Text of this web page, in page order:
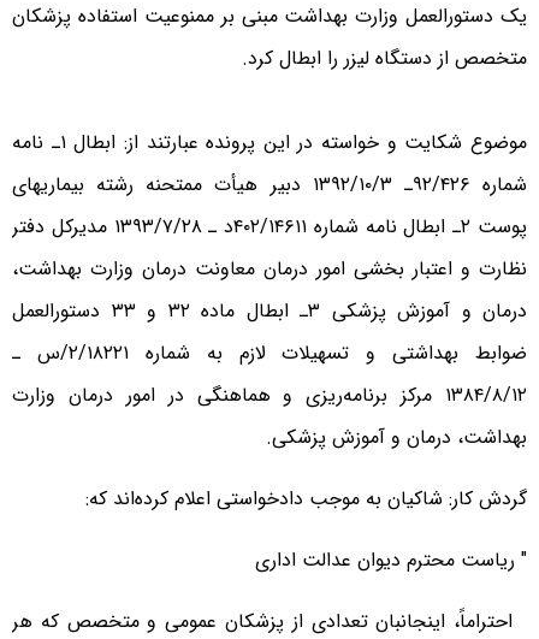
یک دستورالعمل وزارت بهداشت مبنی بر ممنوعیت استفاده پزشکان
متخصص از دستگاه لیزر را ابطال کرد.
موضوع شکایت و خواسته در این پرونده عبارتند از: ابطال ۱ـ نامه
شماره ۹۲/۴۲۶ـ ۱۳۹۲/۱۰/۳ دبیر هیأت ممتحنه رشته بیماریهای
پوست ۲ـ ابطال نامه شماره ۴۰۲/۱۴۶۱۱د ـ ۱۳۹۳/۷/۲۸ مدیرکل دفتر
نظارت و اعتبار بخشی امور درمان معاونت درمان وزارت بهداشت،
درمان و آموزش پزشکی ۳ـ ابطال ماده ۳۲ و ۳۳ دستورالعمل
ضوابط بهداشتی و تسهیلات لازم به شماره ۲/۱۸۲۲۱/س ـ
۱۳۸۴/۸/۱۲ مرکز برنامه‌ریزی و هماهنگی در امور درمان وزارت
بهداشت، درمان و آموزش پزشکی.
گردش کار: شاکیان به موجب دادخواستی اعلام کرده‌اند که:
" ریاست محترم دیوان عدالت اداری
احتراماً، اینجانبان تعدادی از پزشکان عمومی و متخصص که هر